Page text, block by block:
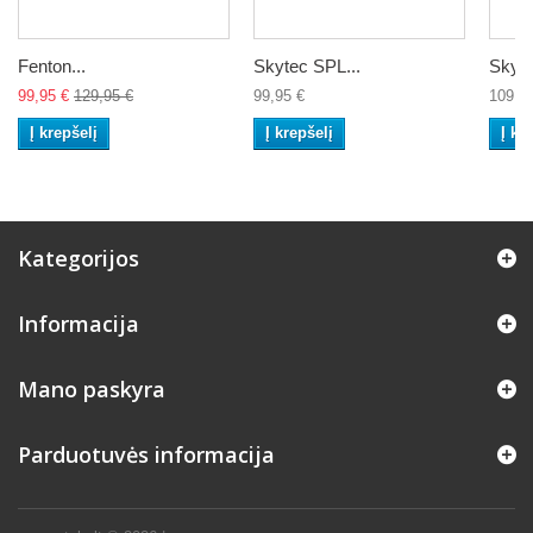
Fenton...
99,95 € 129,95 €
Į krepšelį
Skytec SPL...
99,95 €
Į krepšelį Į
Kategorijos
Informacija
Mano paskyra
Parduotuvės informacija